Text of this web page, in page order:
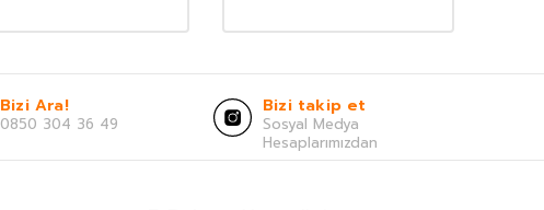
Bizi Ara!
0850 304 36 49
Bizi takip et
Sosyal Medya
Hesaplarımızdan